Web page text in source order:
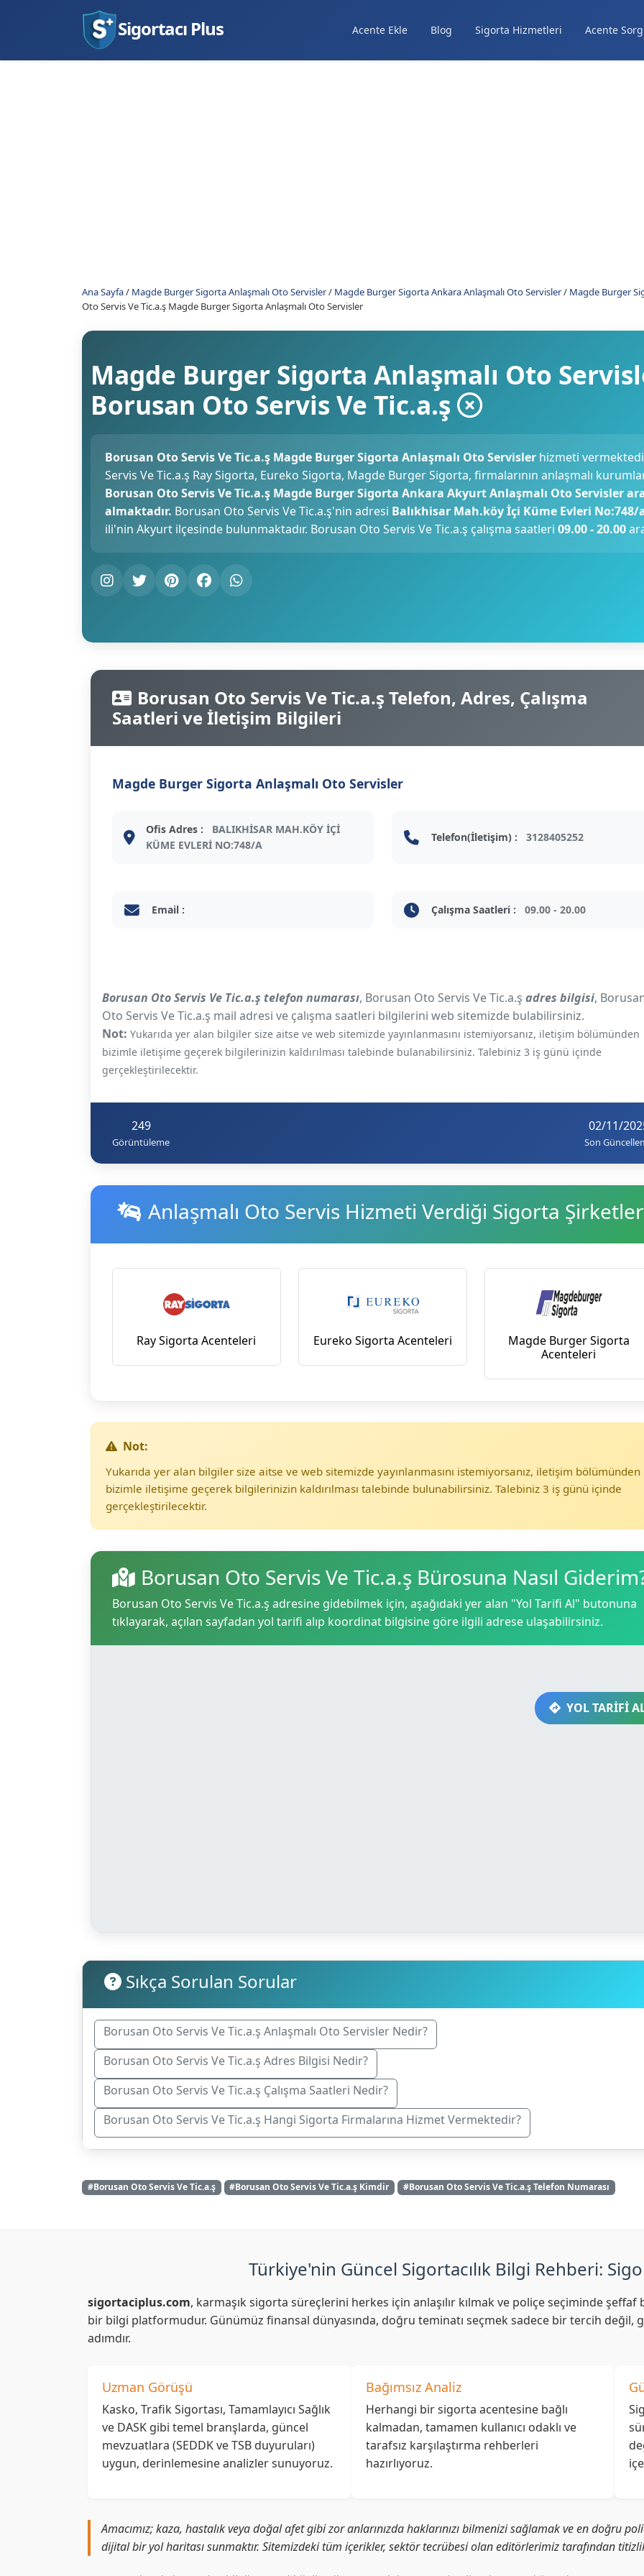
Sigortacı Plus Acente Ekle Blog Sigorta Hizmetleri Acente
Ana Sayfa/ Magde Burger Sigorta Anlaşmalı Oto Servisler/ Magde Burger Sigorta Ankara Anlaşmalı Oto Servisler/ Magde Burger
Oto Servis Ve Tic.a.ş Magde Burger Sigorta Anlaşmalı Oto Servisler
Magde Burger Sigorta Anlaşmalı Oto
Borusan Oto Servis Ve Tic.a.ş
Borusan Oto Servis Ve Tic.a.ş Magde Burger Sigorta Anlaşmalı Oto Servisler hizmeti
Servis Ve Tic.a.ş Ray Sigorta, Eureko Sigorta, Magde Burger Sigorta, firmalarının anlaşmalı
Borusan Oto Servis Ve Tic.a.ş Magde Burger Sigorta Ankara Akyurt Anlaşmalı Oto Servisler
almaktadır. Borusan Oto Servis Ve Tic.a.ş'nin adresi Balıkhisar Mah.köy İçi Küme Evleri No:748/
ili'nin Akyurt ilçesinde bulunmaktadır. Borusan Oto Servis Ve Tic.a.ş çalışma saatleri 09.00 - 20.00
Borusan Oto Servis Ve Tic.a.ş Telefon, Adres, Çalışma
Saatleri ve İletişim Bilgileri
Magde Burger Sigorta Anlaşmalı Oto Servisler
Ofis Adres :
BALIKHİSAR MAH.KÖY İÇİ
KÜME EVLERİ NO:748/A
Telefon(İletişim) : 3128405252
Email : Çalışma Saatleri : 09.00 - 20.00
Borusan Oto Servis Ve Tic.a.ş telefon numarası, Borusan Oto Servis Ve Tic.a.ş adres bilgisi,
Oto Servis Ve Tic.a.ş mail adresi ve çalışma saatleri bilgilerini web sitemizde bulabilirsiniz.
Not: Yukarıda yer alan bilgiler size aitse ve web sitemizde yayınlanmasını istemiyorsanız, iletişim bölümünden
bizimle iletişime geçerek bilgilerinizin kaldırılması talebinde bulanabilirsiniz. Talebiniz 3 iş günü içinde
gerçekleştirilecektir.
249
Görüntüleme
02/11/
Son
Anlaşmalı Oto Servis Hizmeti Verdiği Sigorta
Ray Sigorta Acenteleri Eureko Sigorta Acenteleri
Magde Burger Sigorta
Acenteleri
Not:
Yukarıda yer alan bilgiler size aitse ve web sitemizde yayınlanmasını istemiyorsanız, iletişim bölümünden
bizimle iletişime geçerek bilgilerinizin kaldırılması talebinde bulunabilirsiniz. Talebiniz 3 iş günü içinde
gerçekleştirilecektir.
Borusan Oto Servis Ve Tic.a.ş Bürosuna Nasıl
Borusan Oto Servis Ve Tic.a.ş adresine gidebilmek için, aşağıdaki yer alan "Yol Tarifi Al" butonuna
tıklayarak, açılan sayfadan yol tarifi alıp koordinat bilgisine göre ilgili adrese ulaşabilirsiniz.
YOL TARİFİ
Sıkça Sorulan Sorular
Borusan Oto Servis Ve Tic.a.ş Anlaşmalı Oto Servisler Nedir?
Borusan Oto Servis Ve Tic.a.ş Adres Bilgisi Nedir?
Borusan Oto Servis Ve Tic.a.ş Çalışma Saatleri Nedir?
Borusan Oto Servis Ve Tic.a.ş Hangi Sigorta Firmalarına Hizmet Vermektedir?
#Borusan Oto Servis Ve Tic.a.ş #Borusan Oto Servis Ve Tic.a.ş Kimdir #Borusan Oto Servis Ve Tic.a.ş Telefon Numarası
Türkiye'nin Güncel Sigortacılık Bilgi Rehberi:
sigortaciplus.com, karmaşık sigorta süreçlerini herkes için anlaşılır kılmak ve poliçe seçiminde şeffaf
bir bilgi platformudur. Günümüz finansal dünyasında, doğru teminatı seçmek sadece bir tercih değil,
adımdır.
Uzman Görüşü
Kasko, Trafik Sigortası, Tamamlayıcı Sağlık
ve DASK gibi temel branşlarda, güncel
mevzuatlara (SEDDK ve TSB duyuruları)
uygun, derinlemesine analizler sunuyoruz.
Bağımsız Analiz
Herhangi bir sigorta acentesine bağlı
kalmadan, tamamen kullanıcı odaklı ve
tarafsız karşılaştırma rehberleri
hazırlıyoruz.
Amacımız; kaza, hastalık veya doğal afet gibi zor anlarınızda haklarınızı bilmenizi sağlamak ve en doğru
dijital bir yol haritası sunmaktır. Sitemizdeki tüm içerikler, sektör tecrübesi olan editörlerimiz tarafından